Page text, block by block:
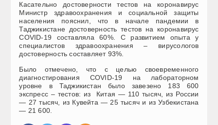
Касательно достоверности тестов на коронавирус
Министр здравоохранения и социальной защиты
населения пояснил, что в начале пандемии в
Таджикистане достоверность тестов на коронавирус
COVID-19 составляла 60%. С развитием опыта у
специалистов здравоохранения – вирусологов
достоверность составляет 93%.
Было отмечено, что с целью своевременного
диагностирования COVID-19 на лабораторном
уровне в Таджикистан было завезено 183 600
экспресс – тестов: из Китая — 110 тысяч, из России
— 27 тысяч, из Кувейта — 25 тысяч и из Узбекистана
— 21 600.